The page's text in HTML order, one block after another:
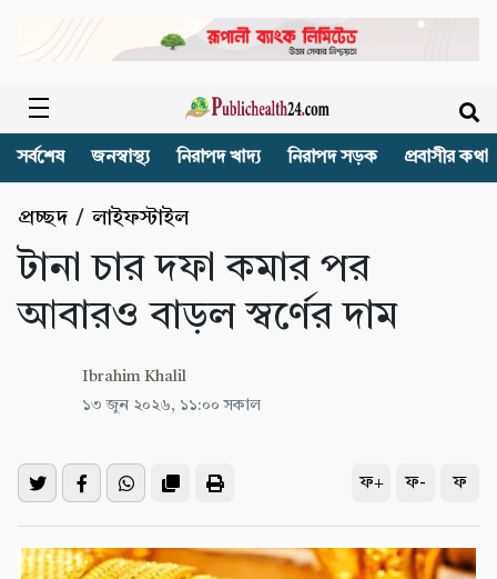
সর্বশেষ জনস্বাস্থ্য নিরাপদ খাদ্য নিরাপদ সড়ক প্রবাসীর কথা
প্রচ্ছদ /লাইফস্টাইল
টানা চার দফা কমার পর
আবারও বাড়ল স্বর্ণের দাম
Ibrahim Khalil
১৩ জুন ২০২৬, ১১:০০ সকাল
ফ+ ফ- ফ